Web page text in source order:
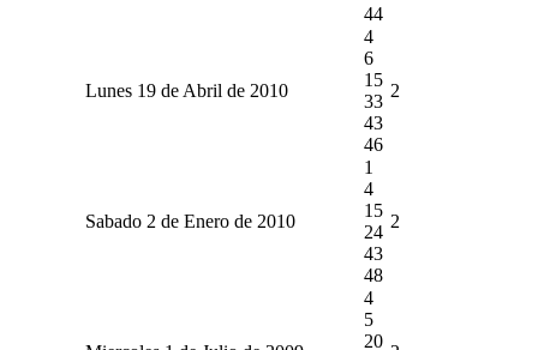
44
Lunes 19 de Abril de 2010
4
6
15
33
43
46
2
Sabado 2 de Enero de 2010
1
4
15
24
43
48
2
4
5
20